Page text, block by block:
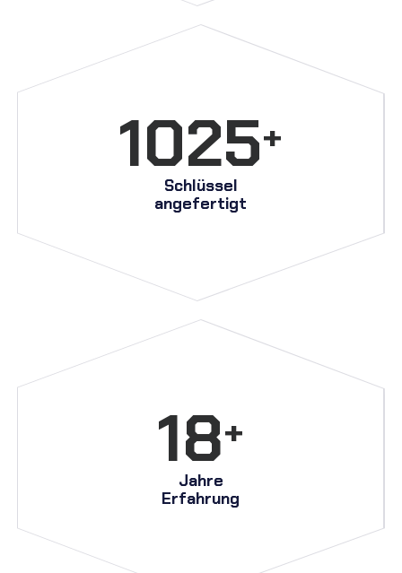
1025+
Schlüssel
angefertigt
18+
Jahre
Erfahrung